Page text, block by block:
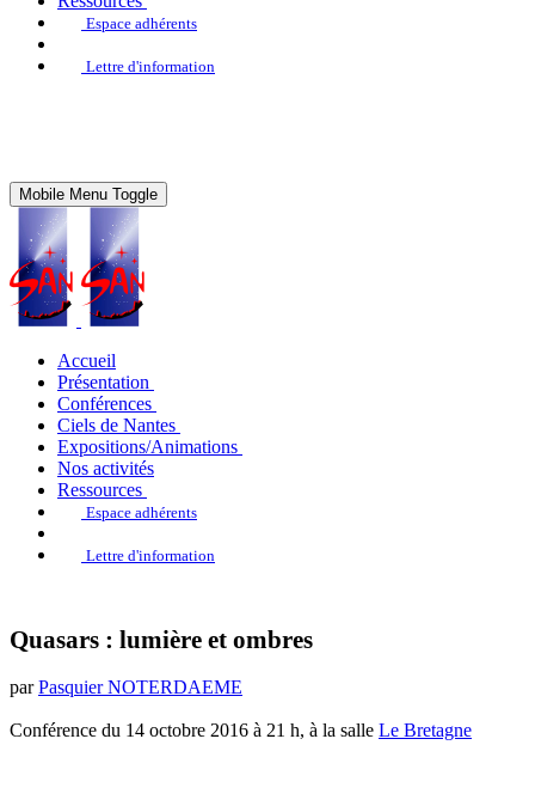
Espace adhérents
Lettre d'information
Mobile Menu Toggle
Accueil
Présentation
Conférences
Ciels de Nantes
Expositions/Animations
Nos activités
Ressources
Espace adhérents
Lettre d'information
Quasars : lumière et ombres
parPasquier NOTERDAEME
Conférence du 14 octobre 2016 à 21 h, à la salle Le Bretagne